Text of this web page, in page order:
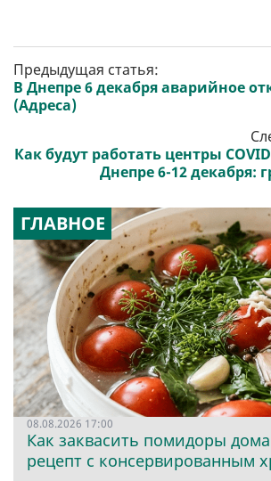
Предыдущая статья:
В Днепре 6 декабря аварийное
(Адреса)
Как будут работать центры
Днепре 6-12 декабря:
ГЛАВНОЕ
08.08.2026 17:00
Как заквасить помидоры
рецепт с консервированным